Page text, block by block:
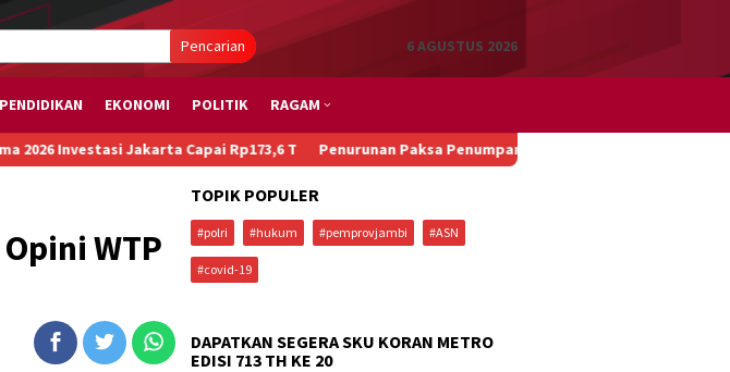
Pencarian 6 AGUSTUS 2026
PENDIDIKAN EKONOMI POLITIK RAGAM
Capai Rp173,6 T Penurunan Paksa Penumpang, Kecelakaan Beruntun, dan Main Padel di
WTP
TOPIK POPULER
#polri #hukum #pemprovjambi #ASN
#covid-19
DAPATKAN SEGERA SKU KORAN METRO
EDISI 713 TH KE 20